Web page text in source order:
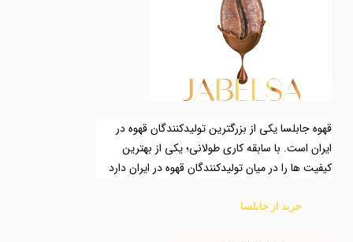
قهوه جابلسا یکی از بزرگترین تولیدکنندگان قهوه در
ایران است. با سابقه کاری طولانی؛ یکی از بهترین
کیفیت ها را در میان تولیدکنندگان قهوه در ایران دارد
خرید از جابلسا